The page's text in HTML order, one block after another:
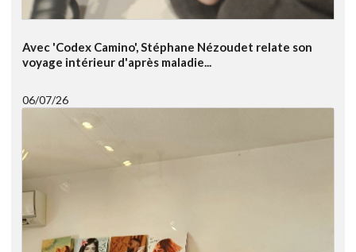
Avec 'Codex Camino', Stéphane Nézoudet relate son
voyage intérieur d'après maladie...
06/07/26